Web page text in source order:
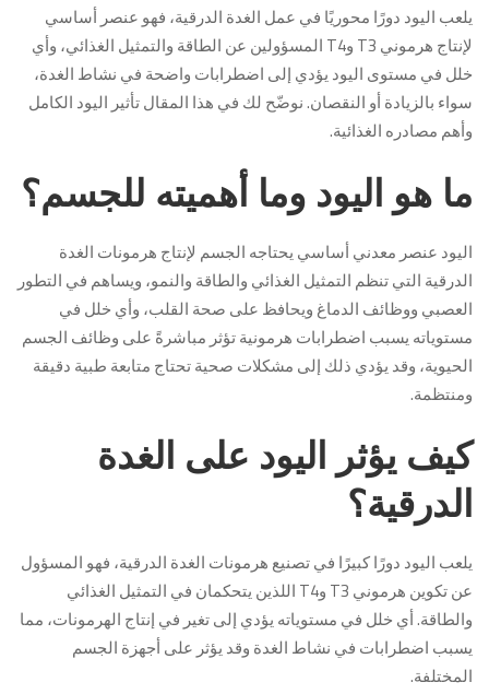
يلعب اليود دورًا محوريًا في عمل الغدة الدرقية، فهو عنصر أساسي
لإنتاج هرموني T3 وT4 المسؤولين عن الطاقة والتمثيل الغذائي، وأي
خلل في مستوى اليود يؤدي إلى اضطرابات واضحة في نشاط الغدة،
سواء بالزيادة أو النقصان. نوضّح لك في هذا المقال تأثير اليود الكامل
وأهم مصادره الغذائية.
ما هو اليود وما أهميته للجسم؟
اليود عنصر معدني أساسي يحتاجه الجسم لإنتاج هرمونات الغدة
الدرقية التي تنظم التمثيل الغذائي والطاقة والنمو، ويساهم في التطور
العصبي ووظائف الدماغ ويحافظ على صحة القلب، وأي خلل في
مستوياته يسبب اضطرابات هرمونية تؤثر مباشرةً على وظائف الجسم
الحيوية، وقد يؤدي ذلك إلى مشكلات صحية تحتاج متابعة طبية دقيقة
ومنتظمة.
كيف يؤثر اليود على الغدة
الدرقية؟
يلعب اليود دورًا كبيرًا في تصنيع هرمونات الغدة الدرقية، فهو المسؤول
عن تكوين هرموني T3 وT4 اللذين يتحكمان في التمثيل الغذائي
والطاقة. أي خلل في مستوياته يؤدي إلى تغير في إنتاج الهرمونات، مما
يسبب اضطرابات في نشاط الغدة وقد يؤثر على أجهزة الجسم
المختلفة.